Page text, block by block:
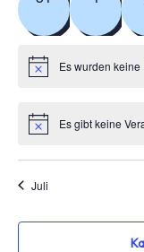
Es wurden
Es gibt keine
Juli